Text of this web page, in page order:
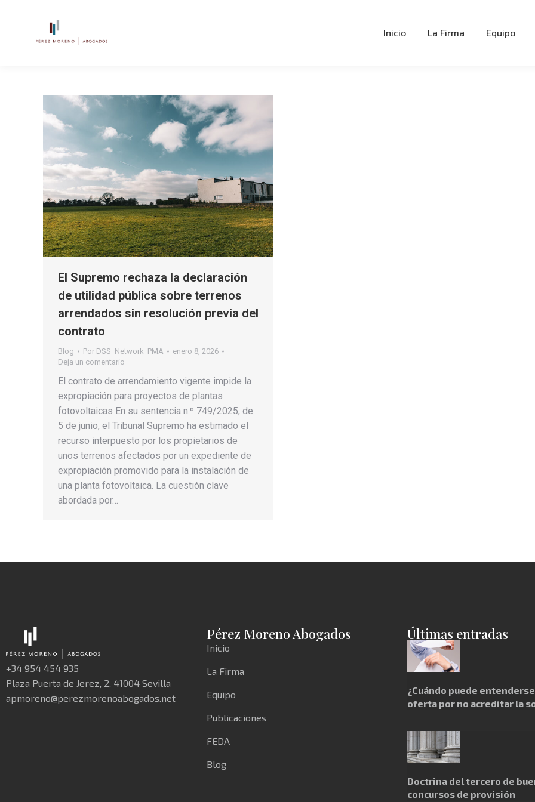
Inicio La Firma Equipo
El Supremo rechaza la declaración
de utilidad pública sobre terrenos
arrendados sin resolución previa del
contrato
Blog Por DSS_Network_PMA
enero 8, 2026
Deja un comentario
El contrato de arrendamiento vigente impide la
expropiación para proyectos de plantas
fotovoltaicas En su sentencia n.º 749/2025, de
5 de junio, el Tribunal Supremo ha estimado el
recurso interpuesto por los propietarios de
unos terrenos afectados por un expediente de
expropiación promovido para la instalación de
una planta fotovoltaica. La cuestión clave
abordada por…
+34 954 454 935
Plaza Puerta de Jerez, 2, 41004 Sevilla
apmoreno@perezmorenoabogados.net
Pérez Moreno Abogados
Inicio
La Firma
Equipo
Publicaciones
FEDA
Blog
Últimas entradas
¿Cuándo puede
oferta por no acreditar la
Doctrina del tercero de
concursos de provisión